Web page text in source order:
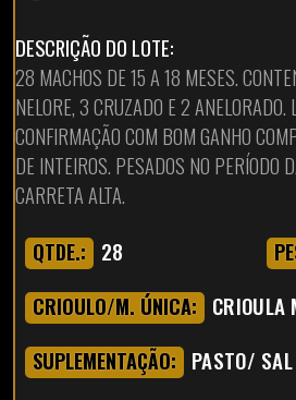
DESCRIÇÃO DO LOTE:
28 MACHOS DE 15 A 18 MESES.
NELORE, 3 CRUZADO E 2 ANELORADO.
CONFIRMAÇÃO COM BOM GANHO
DE INTEIROS. PESADOS NO PERÍODO
CARRETA ALTA.
QTDE.: 28
CRIOULO/M. ÚNICA: CRIOULA
SUPLEMENTAÇÃO: PASTO/